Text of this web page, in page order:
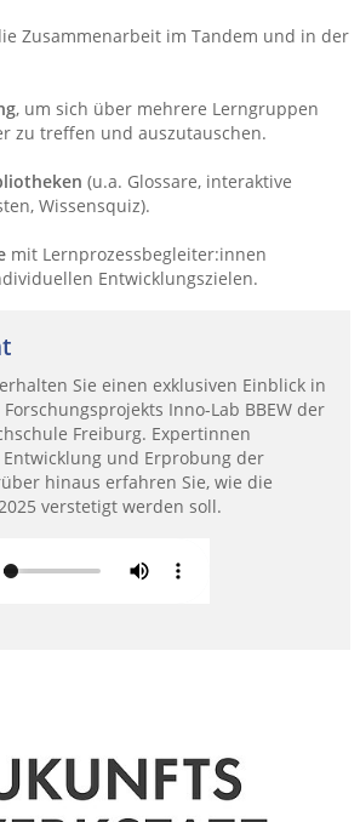
Zusammenarbeit im Tandem und in der
, um sich über mehrere Lerngruppen
zu treffen und auszutauschen.
(u.a. Glossare, interaktive
Wissensquiz).
mit Lernprozessbegleiter:innen
Entwicklungszielen.
Sie einen exklusiven Einblick in
Inno-Lab BBEW der
Freiburg. Expertinnen
und Erprobung der
hinaus erfahren Sie, wie die
verstetigt werden soll.